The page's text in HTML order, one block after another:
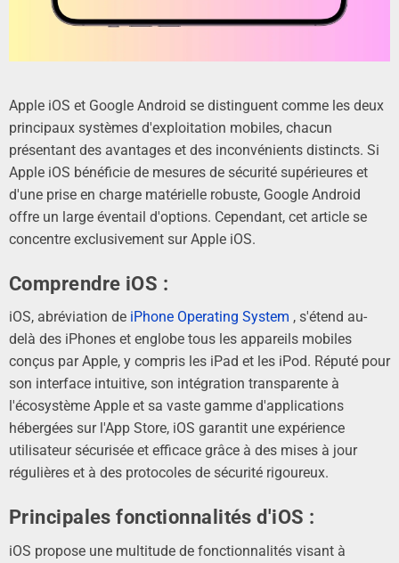
Apple iOS et Google Android se distinguent comme les deux
principaux systèmes d'exploitation mobiles, chacun
présentant des avantages et des inconvénients distincts. Si
Apple iOS bénéficie de mesures de sécurité supérieures et
d'une prise en charge matérielle robuste, Google Android
offre un large éventail d'options. Cependant, cet article se
concentre exclusivement sur Apple iOS.
Comprendre iOS :
iOS, abréviation de iPhone Operating System , s'étend au-
delà des iPhones et englobe tous les appareils mobiles
conçus par Apple, y compris les iPad et les iPod. Réputé pour
son interface intuitive, son intégration transparente à
l'écosystème Apple et sa vaste gamme d'applications
hébergées sur l'App Store, iOS garantit une expérience
utilisateur sécurisée et efficace grâce à des mises à jour
régulières et à des protocoles de sécurité rigoureux.
Principales fonctionnalités d'iOS :
iOS propose une multitude de fonctionnalités visant à